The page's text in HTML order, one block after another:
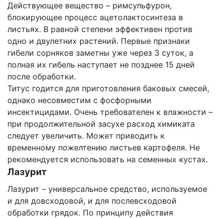
Действующее вещество – римсульфурон,
блокирующее процесс ацетолактосинтеза в
листьях. В равной степени эффективен против
одно и двулетних растений. Первые признаки
гибели сорняков заметны уже через 3 суток, а
полная их гибель наступает не позднее 15 дней
после обработки.
Титус годится для приготовления баковых смесей,
однако несовместим с фосфорными
инсектицидами. Очень требователен к влажности –
при продолжительной засухе расход химиката
следует увеличить. Может приводить к
временному пожелтению листьев картофеля. Не
рекомендуется использовать на семенных кустах.
Лазурит
Лазурит – универсальное средство, используемое
и для довсходовой, и для послевсходовой
обработки грядок. По принципу действия